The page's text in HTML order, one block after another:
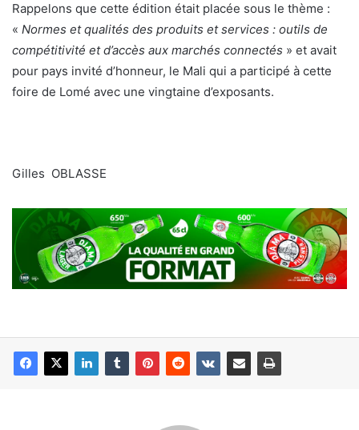
Rappelons que cette édition était placée sous le thème :
« Normes et qualités des produits et services : outils de
compétitivité et d’accès aux marchés connectés » et avait
pour pays invité d’honneur, le Mali qui a participé à cette
foire de Lomé avec une vingtaine d’exposants.
Gilles OBLASSE